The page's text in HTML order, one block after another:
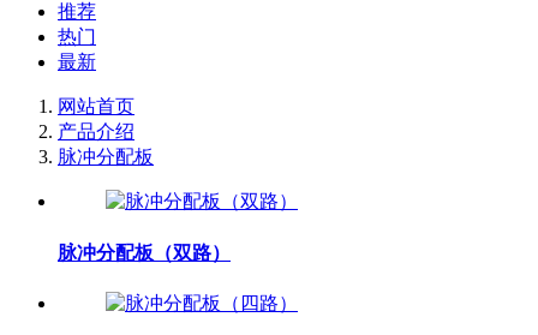
推荐
热门
最新
网站首页
产品介绍
脉冲分配板
脉冲分配板（双路）